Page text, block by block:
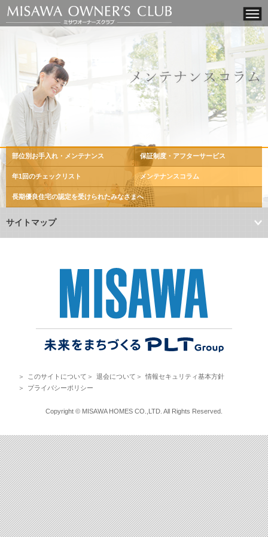
部位別お手入れ・メンテナンス 保証制度・アフターサービス
年1回のチェックリスト メンテナンスコラム
長期優良住宅の認定を受けられたみなさまへ
サイトマップ
＞ このサイトについて ＞ 退会について ＞
情報セキュリティ基本方針
＞
プライバシーポリシー
Copyright © MISAWA HOMES CO.,LTD. All Rights Reserved.